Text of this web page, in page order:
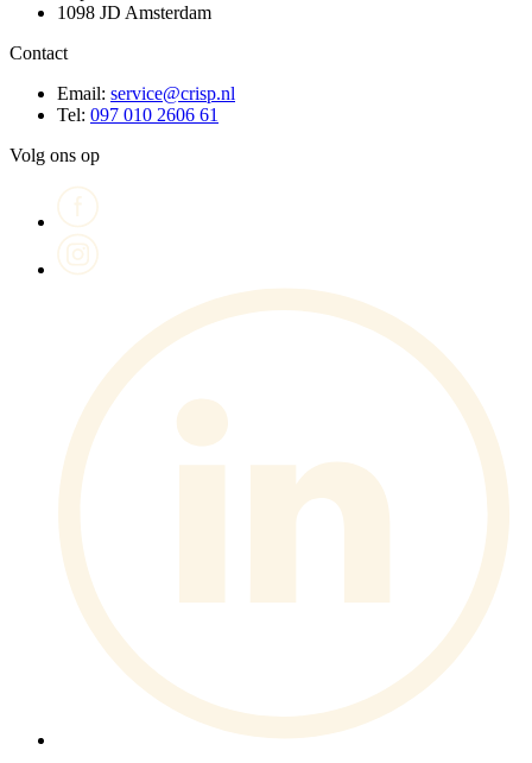
1098 JD Amsterdam
Contact
Email: service@crisp.nl
Tel: 097 010 2606 61
Volg ons op